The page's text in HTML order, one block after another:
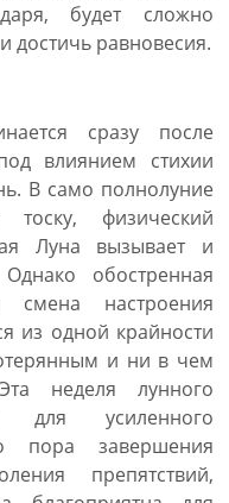
будет сложно
достичь равновесия.
сразу после
влиянием стихии
В само полнолуние
физический
Луна вызывает и
обостренная
смена настроения
из одной крайности
и ни в чем
неделя лунного
для усиленного
пора завершения
препятствий,